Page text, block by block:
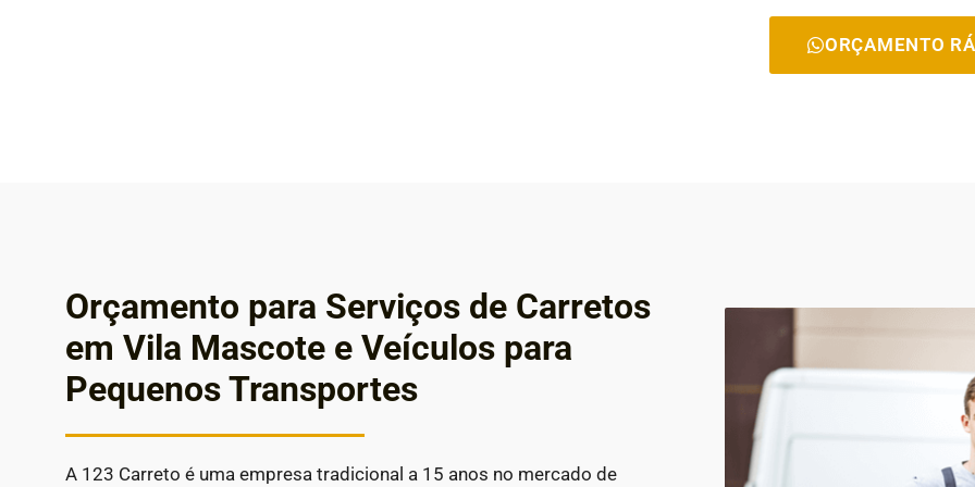
ORÇAMENTO
Orçamento para Serviços de Carretos
em Vila Mascote e Veículos para
Pequenos Transportes
A 123 Carreto é uma empresa tradicional a 15 anos no mercado de